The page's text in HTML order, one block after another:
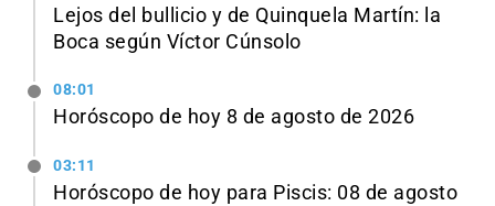
Lejos del bullicio y de Quinquela Martín: la
Boca según Víctor Cúnsolo
08:01
Horóscopo de hoy 8 de agosto de 2026
03:11
Horóscopo de hoy para Piscis: 08 de agosto